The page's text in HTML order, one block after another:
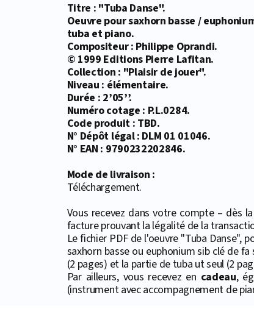
Titre : "Tuba Danse".
Oeuvre pour saxhorn basse /
tuba et piano.
Compositeur : Philippe Oprandi.
© 1999 Editions Pierre Lafitan.
Collection : "Plaisir de jouer".
Niveau : élémentaire.
Durée : 2’05’’.
Numéro cotage : P.L.0284.
Code produit : TBD.
N° Dépôt légal : DLM 01 01046.
N° EAN : 9790232202846.
Mode de livraison :
Téléchargement.
Vous recevez dans votre compte – dès
facture prouvant la légalité de la
Le fichier PDF de l'oeuvre "Tuba Danse",
saxhorn basse ou euphonium sib clé de
(2 pages) et la partie de tuba ut seul (2
Par ailleurs, vous recevez en cadeau,
(instrument avec accompagnement de